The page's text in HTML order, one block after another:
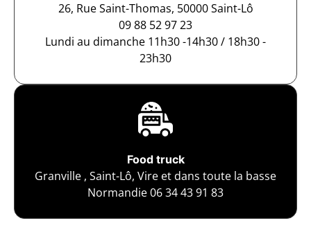
26, Rue Saint-Thomas, 50000 Saint-Lô
09 88 52 97 23
Lundi au dimanche 11h30 -14h30 / 18h30 -
23h30
Food truck
Granville , Saint-Lô, Vire et dans toute la basse
Normandie 06 34 43 91 83